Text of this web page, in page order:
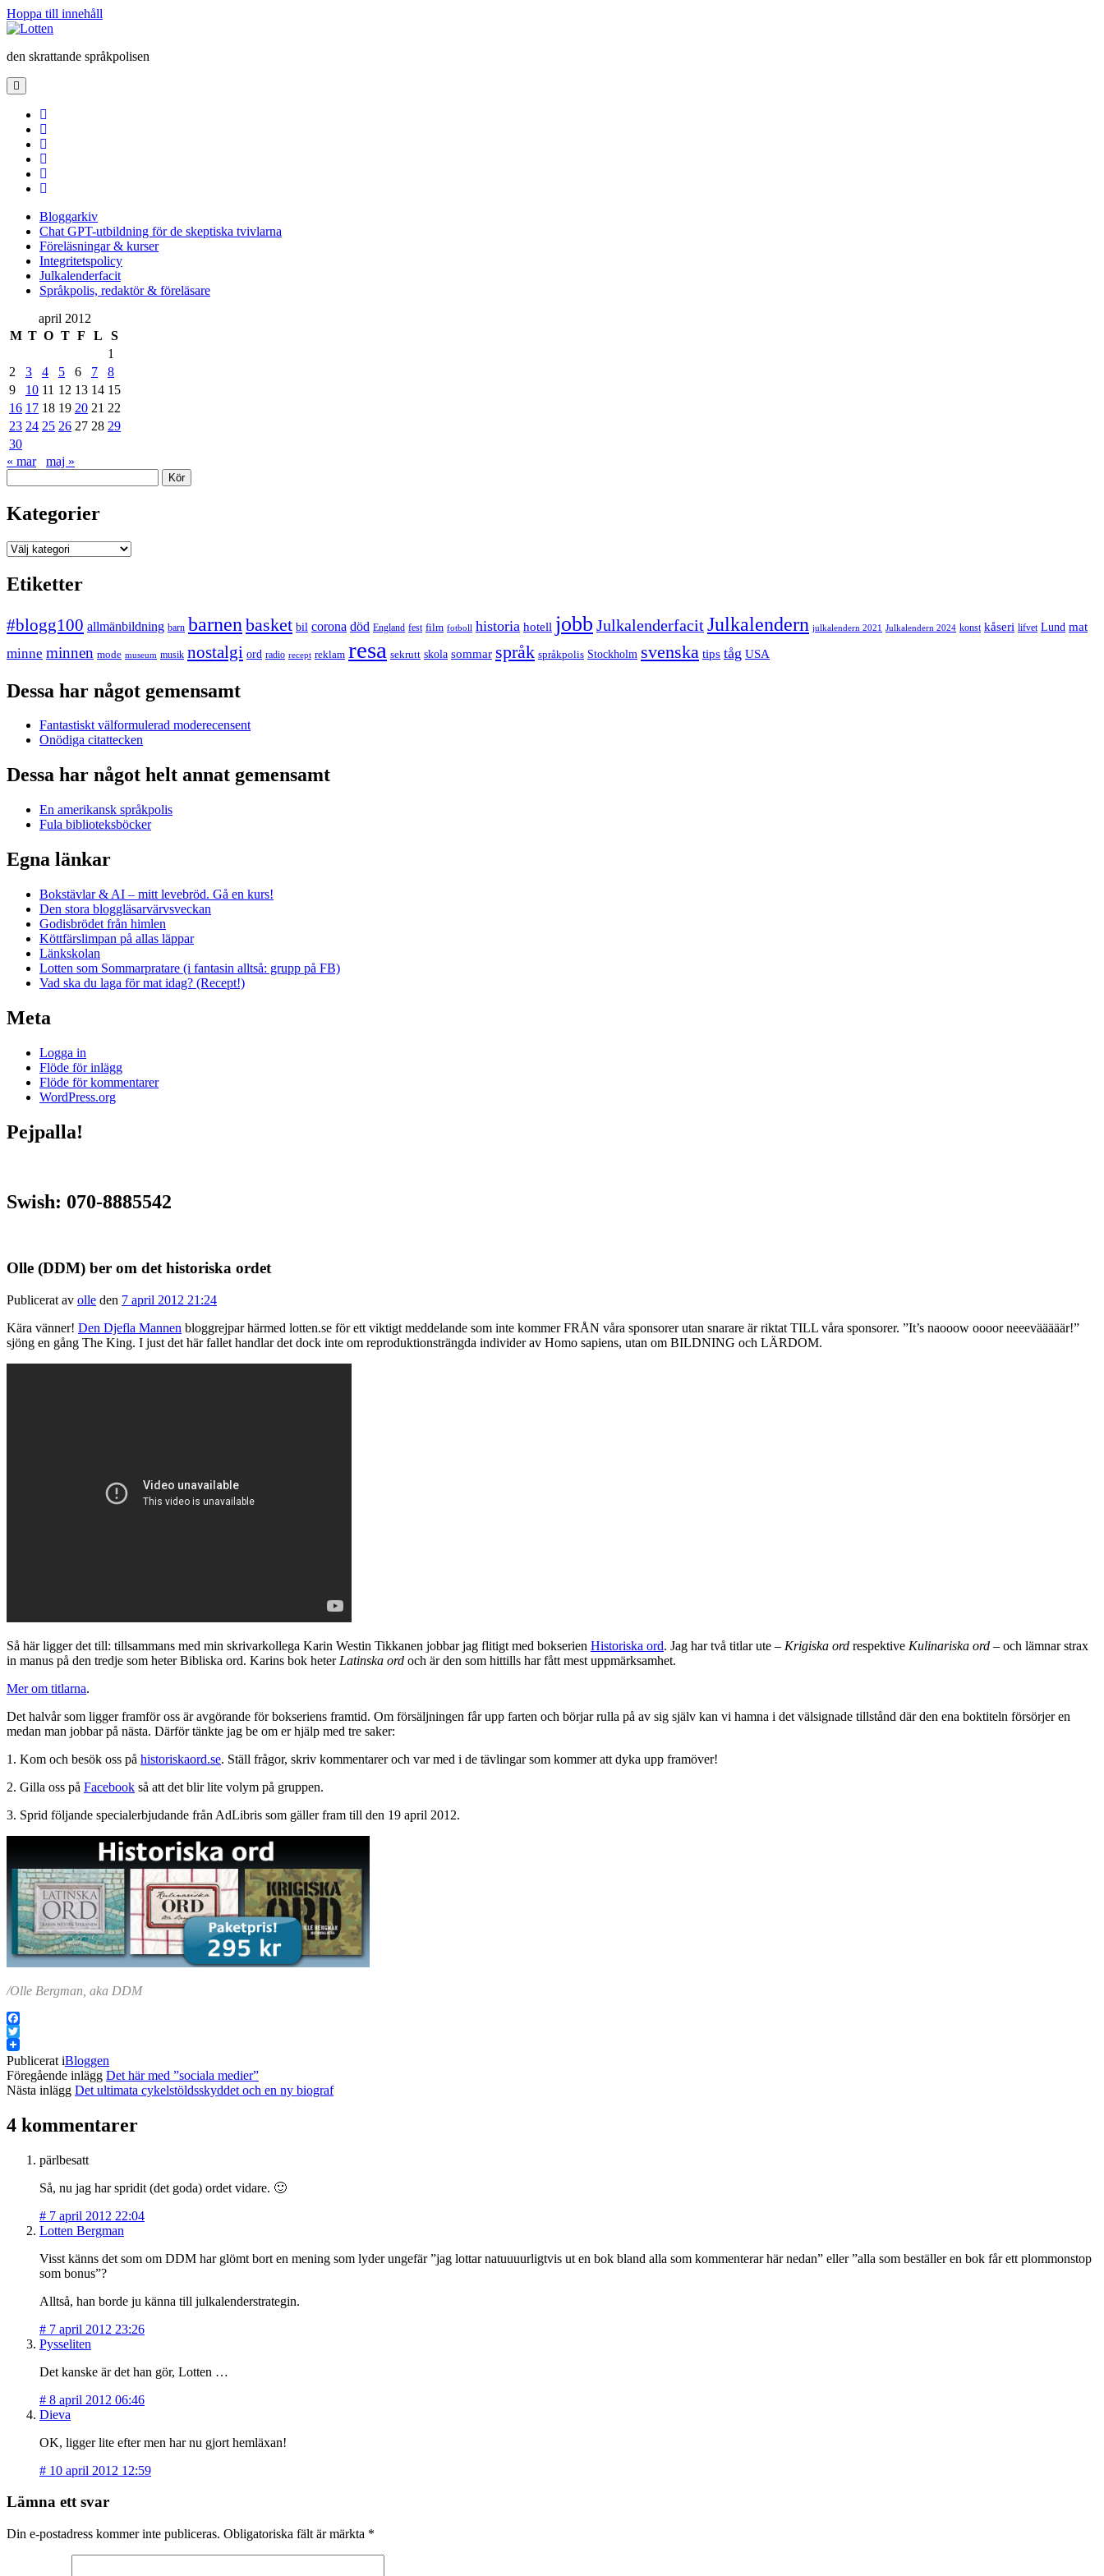
Hoppa till innehåll
Lotten
den skrattande språkpolisen
öppna
primär
Bloggarkiv
Chat GPT-utbildning för de skeptiska tvivlarna
Föreläsningar & kurser
Integritetspolicy
Julkalenderfacit
Språkpolis, redaktör & föreläsare
Sidopanel
april 2012
M T O T F L
S
1
2
3 4 5 6 7
8
9
10 11 12 13 14 15
16 17 18 19 20 21 22
23 24 25 26 27 28 29
30
« mar
maj »
Kategorier
Kategorier
Etiketter
#blogg100 allmänbildning barn barnen basket bil corona död England fest film fotboll historia hotell jobb JulkalenderfacitJulkalendern julkalendern 2021 Julkalendern 2024 konst kåseri lifvet Lund mat
minne minnen mode museum musik nostalgi ord radio recept reklam resa sekrutt skola sommar språk språkpolis Stockholm svenska tips tåg USA
Dessa har något gemensamt
Fantastiskt välformulerad moderecensent
Onödiga citattecken
Dessa har något helt annat gemensamt
En amerikansk språkpolis
Fula biblioteksböcker
Egna länkar
Bokstävlar & AI – mitt levebröd. Gå en kurs!
Den stora bloggläsarvärvsveckan
Godisbrödet från himlen
Köttfärslimpan på allas läppar
Länkskolan
Lotten som Sommarpratare (i fantasin alltså: grupp på FB)
Vad ska du laga för mat idag? (Recept!)
Meta
Logga in
Flöde för inlägg
Flöde för kommentarer
WordPress.org
Pejpalla!
Swish: 070-8885542
Olle (DDM) ber om det historiska ordet
Publicerat av olle den 7 april 2012 21:24
Kära vänner! Den Djefla Mannen bloggrejpar härmed lotten.se för ett viktigt meddelande som inte kommer FRÅN våra sponsorer utan snarare är riktat TILL våra sponsorer. ”It’s naooow oooor neeevääääär!”
sjöng en gång The King. I just det här fallet handlar det dock inte om reproduktionsträngda individer av Homo sapiens, utan om BILDNING och LÄRDOM.
Så här ligger det till: tillsammans med min skrivarkollega Karin Westin Tikkanen jobbar jag flitigt med bokserien Historiska ord. Jag har två titlar ute – Krigiska ord respektive Kulinariska ord – och lämnar strax
in manus på den tredje som heter Bibliska ord. Karins bok heter Latinska ord och är den som hittills har fått mest uppmärksamhet.
Mer om titlarna.
Det halvår som ligger framför oss är avgörande för bokseriens framtid. Om försäljningen får upp farten och börjar rulla på av sig själv kan vi hamna i det välsignade tillstånd där den ena boktiteln försörjer en
medan man jobbar på nästa. Därför tänkte jag be om er hjälp med tre saker:
1. Kom och besök oss på historiskaord.se. Ställ frågor, skriv kommentarer och var med i de tävlingar som kommer att dyka upp framöver!
2. Gilla oss på Facebook så att det blir lite volym på gruppen.
3. Sprid följande specialerbjudande från AdLibris som gäller fram till den 19 april 2012.
/Olle Bergman, aka DDM
Facebook
Twitter
Publicerat iBloggen
Föregående inlägg Det här med ”sociala medier”
Nästa inlägg Det ultimata cykelstöldsskyddet och en ny biograf
4 kommentarer
pärlbesatt
Så, nu jag har spridit (det goda) ordet vidare. 🙂
# 7 april 2012 22:04
Lotten Bergman
Visst känns det som om DDM har glömt bort en mening som lyder ungefär ”jag lottar natuuuurligtvis ut en bok bland alla som kommenterar här nedan” eller ”alla som beställer en bok får ett plommonstop
som bonus”?
Alltså, han borde ju känna till julkalenderstrategin.
# 7 april 2012 23:26
Pysseliten
Det kanske är det han gör, Lotten …
# 8 april 2012 06:46
Dieva
OK, ligger lite efter men har nu gjort hemläxan!
# 10 april 2012 12:59
Lämna ett svar
Din e-postadress kommer inte publiceras. Obligatoriska fält är märkta *